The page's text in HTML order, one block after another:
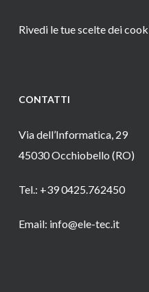
Rivedi le tue scelte dei
CONTATTI
Via dell’Informatica, 29
45030 Occhiobello (RO)
Tel.: +39 0425.762450
Email: info@ele-tec.it